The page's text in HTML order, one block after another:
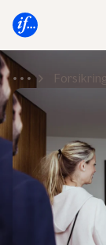
innhold